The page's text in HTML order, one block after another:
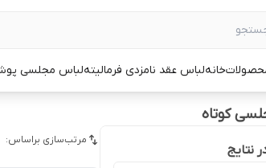
خانهلباس عقد نامزدی فرمالیتهلباس مجلسی
کوتاه
نتایج
مرتب‌سازی براساس: